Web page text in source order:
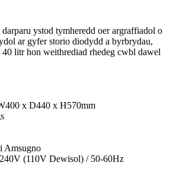
ystod tymheredd oer argraffiadol o
ar gyfer storio diodydd a byrbrydau,
litr hon weithrediad rhedeg cwbl dawel
x D440 x H570mm
Amsugno
(110V Dewisol) / 50-60Hz